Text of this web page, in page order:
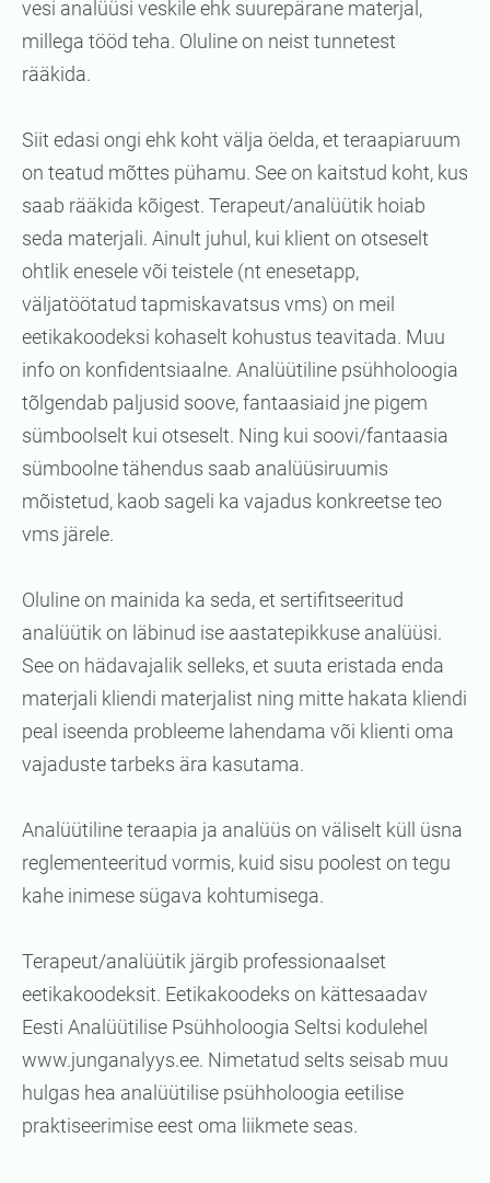
vesi analüüsi veskile ehk suurepärane materjal,
millega tööd teha. Oluline on neist tunnetest
rääkida.
Siit edasi ongi ehk koht välja öelda, et teraapiaruum
on teatud mõttes pühamu. See on kaitstud koht, kus
saab rääkida kõigest. Terapeut/analüütik hoiab
seda materjali. Ainult juhul, kui klient on otseselt
ohtlik enesele või teistele (nt enesetapp,
väljatöötatud tapmiskavatsus vms) on meil
eetikakoodeksi kohaselt kohustus teavitada. Muu
info on konfidentsiaalne. Analüütiline psühholoogia
tõlgendab paljusid soove, fantaasiaid jne pigem
sümboolselt kui otseselt. Ning kui soovi/fantaasia
sümboolne tähendus saab analüüsiruumis
mõistetud, kaob sageli ka vajadus konkreetse teo
vms järele.
Oluline on mainida ka seda, et sertifitseeritud
analüütik on läbinud ise aastatepikkuse analüüsi.
See on hädavajalik selleks, et suuta eristada enda
materjali kliendi materjalist ning mitte hakata kliendi
peal iseenda probleeme lahendama või klienti oma
vajaduste tarbeks ära kasutama.
Analüütiline teraapia ja analüüs on väliselt küll üsna
reglementeeritud vormis, kuid sisu poolest on tegu
kahe inimese sügava kohtumisega.
Terapeut/analüütik järgib professionaalset
eetikakoodeksit. Eetikakoodeks on kättesaadav
Eesti Analüütilise Psühholoogia Seltsi kodulehel
www.junganalyys.ee. Nimetatud selts seisab muu
hulgas hea analüütilise psühholoogia eetilise
praktiseerimise eest oma liikmete seas.